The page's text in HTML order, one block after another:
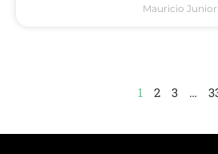
Mauricio Junior
1 2 3 …